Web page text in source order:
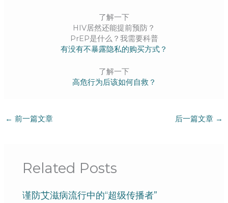
了解一下
HIV居然还能提前预防？
PrEP是什么？我需要科普
有没有不暴露隐私的购买方式？
了解一下
高危行为后该如何自救？
← 前一篇文章 后一篇文章 →
Related Posts
谨防艾滋病流行中的“超级传播者”